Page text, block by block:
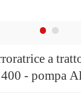
a
- pompa